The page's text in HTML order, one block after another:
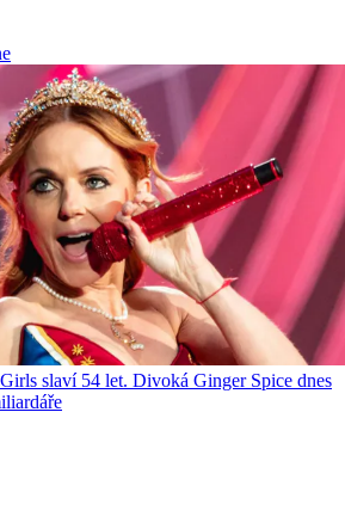
slaví 54 let. Divoká Ginger Spice dnes